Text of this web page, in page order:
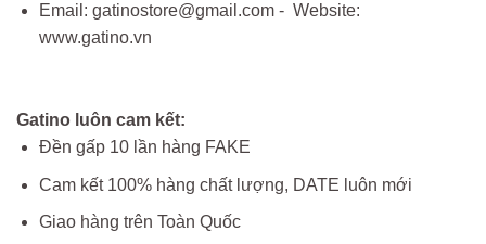
Email: gatinostore@gmail.com - Website:
www.gatino.vn
Gatino luôn cam kết:
Đền gấp 10 lần hàng FAKE
Cam kết 100% hàng chất lượng, DATE luôn mới
Giao hàng trên Toàn Quốc